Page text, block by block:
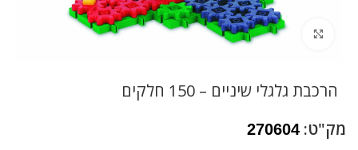
לחץ להגדלה
הרכבת גלגלי שיניים – 150 חלקים
מק"ט: 270604